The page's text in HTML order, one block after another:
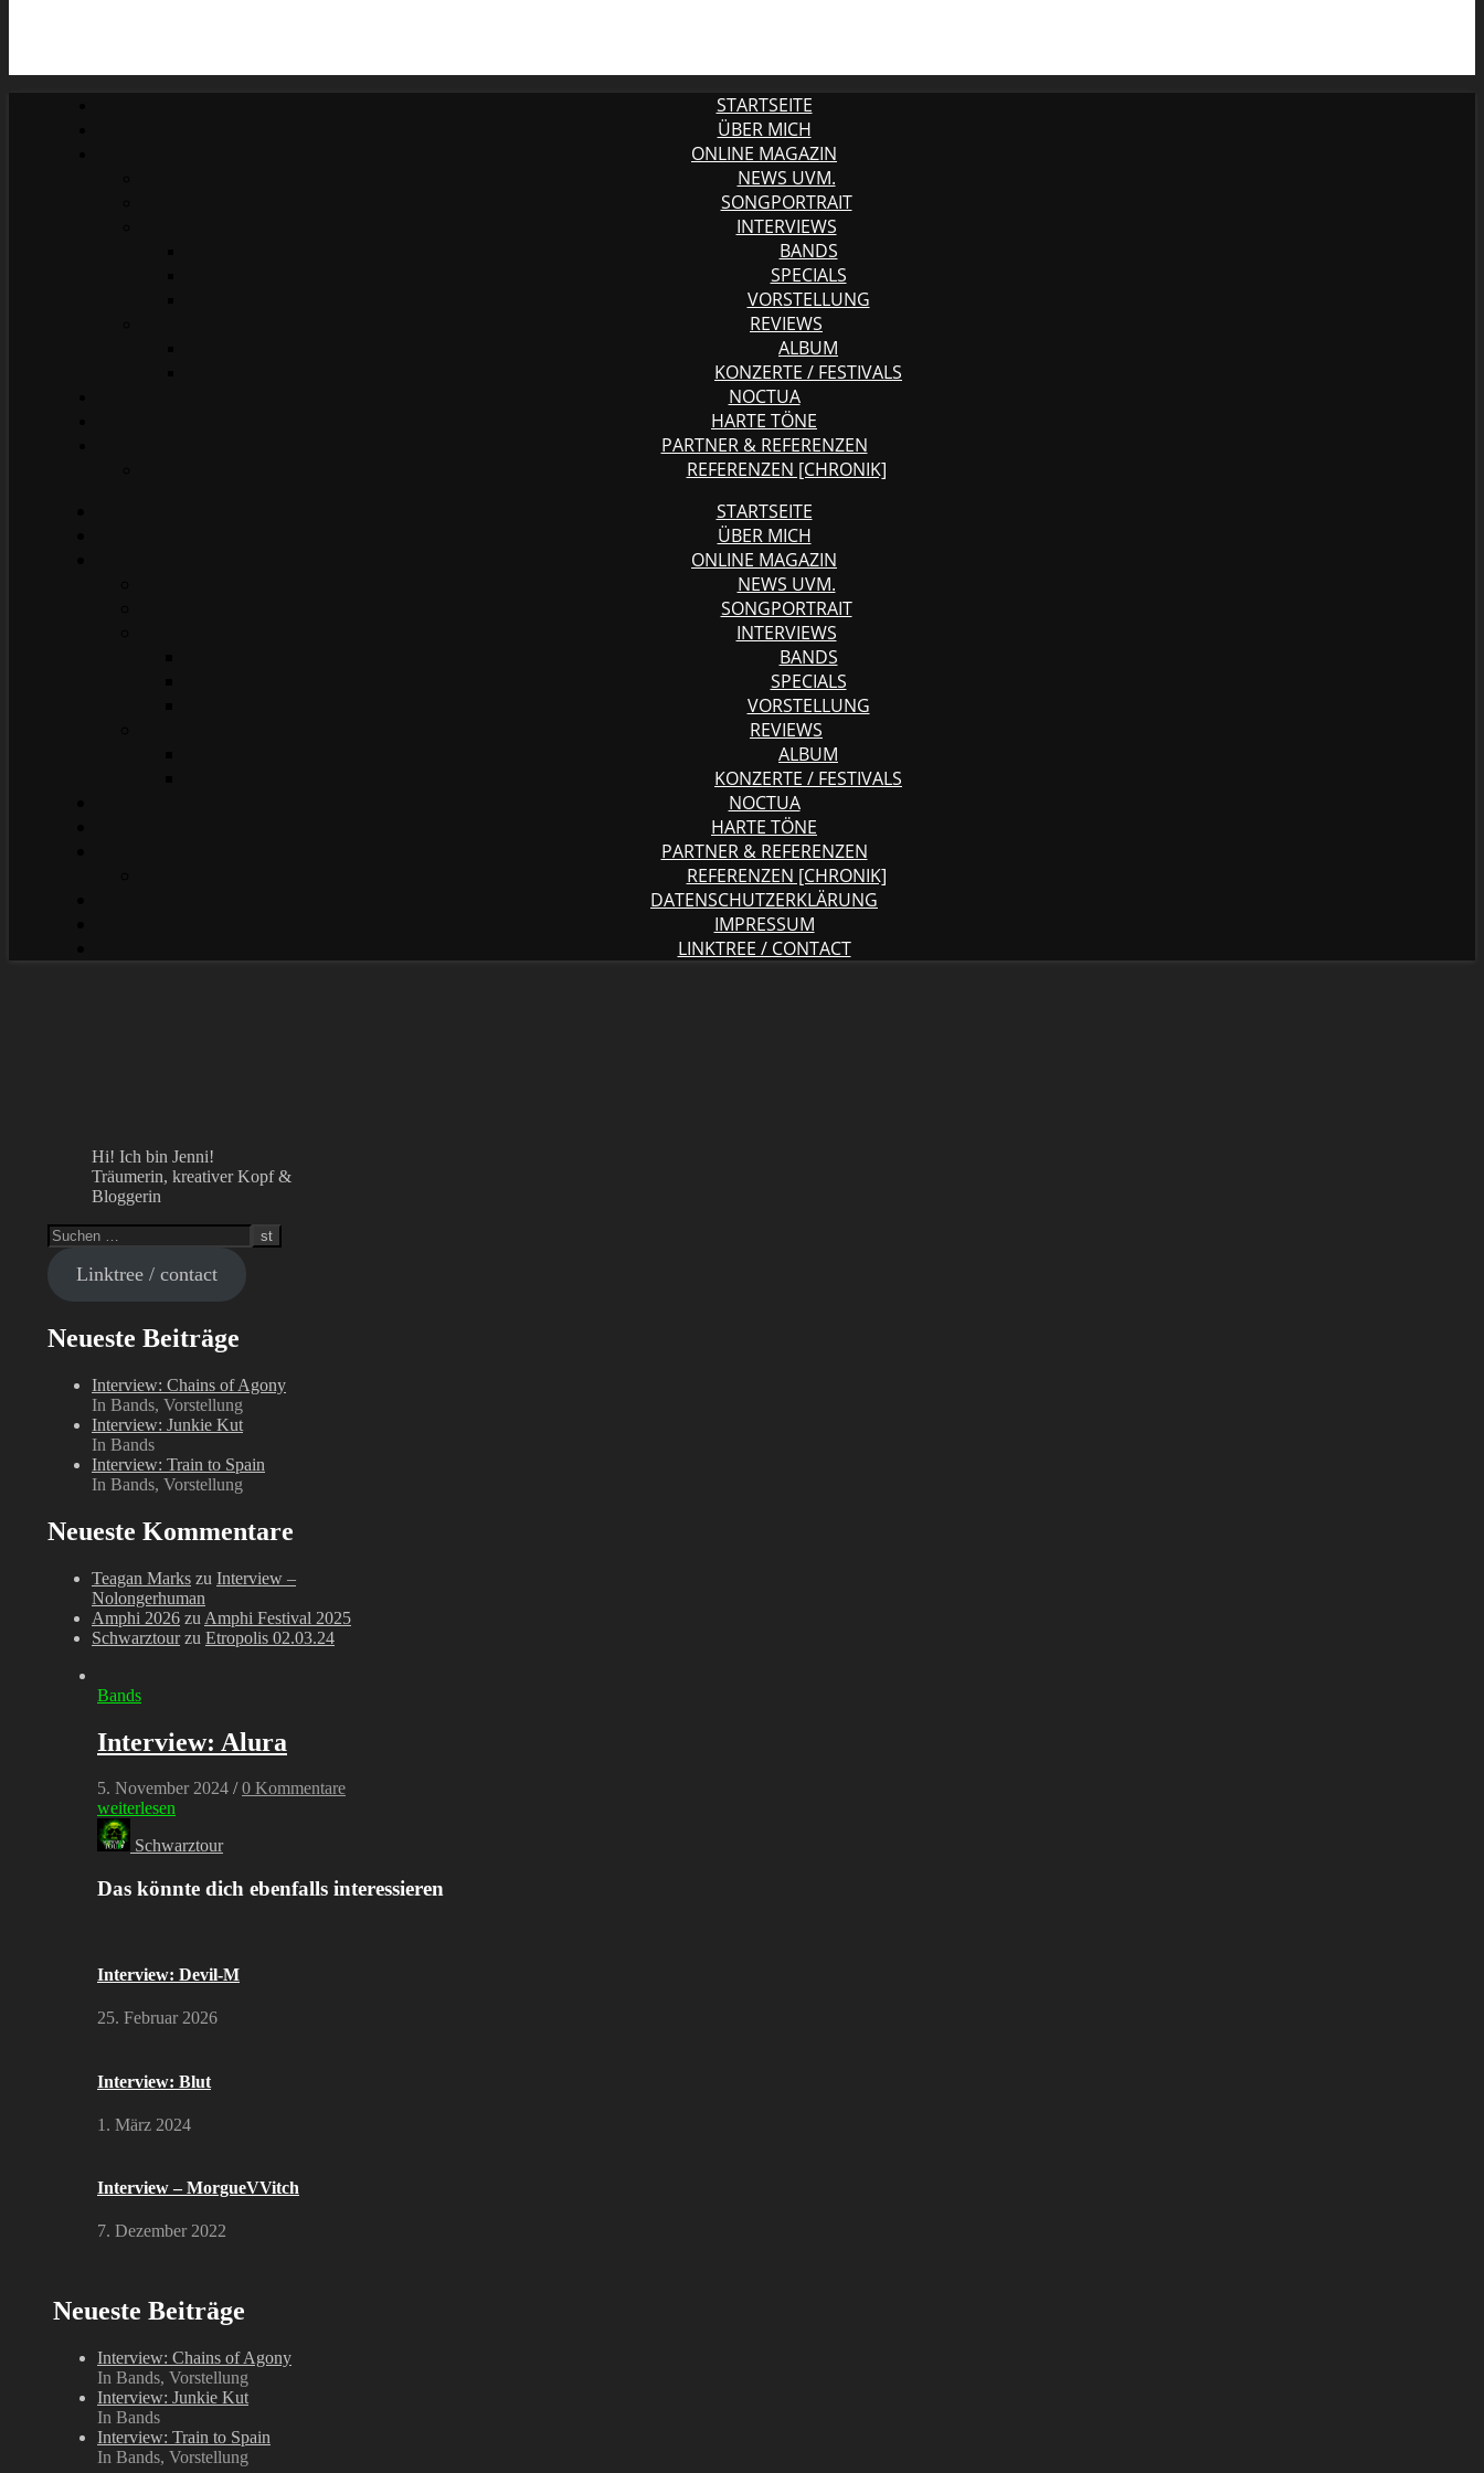
STARTSEITE
ÜBER MICH
ONLINE MAGAZIN
NEWS UVM.
SONGPORTRAIT
INTERVIEWS
BANDS
SPECIALS
VORSTELLUNG
REVIEWS
ALBUM
KONZERTE / FESTIVALS
NOCTUA
HARTE TÖNE
PARTNER & REFERENZEN
REFERENZEN [CHRONIK]
STARTSEITE
ÜBER MICH
ONLINE MAGAZIN
NEWS UVM.
SONGPORTRAIT
INTERVIEWS
BANDS
SPECIALS
VORSTELLUNG
REVIEWS
ALBUM
KONZERTE / FESTIVALS
NOCTUA
HARTE TÖNE
PARTNER & REFERENZEN
REFERENZEN [CHRONIK]
DATENSCHUTZERKLÄRUNG
IMPRESSUM
LINKTREE / CONTACT
Hi! Ich bin Jenni!
Träumerin, kreativer Kopf &
Bloggerin
Linktree / contact
Neueste Beiträge
Interview: Chains of Agony
In Bands, Vorstellung
Interview: Junkie Kut
In Bands
Interview: Train to Spain
In Bands, Vorstellung
Neueste Kommentare
Teagan Marks zu Interview –
Nolongerhuman
Amphi 2026 zu Amphi Festival 2025
Schwarztourzu Etropolis 02.03.24
Bands
Interview: Alura
5. November 2024 / 0 Kommentare
weiterlesen
Schwarztour
Das könnte dich ebenfalls interessieren
Interview: Devil-M
25. Februar 2026
Interview: Blut
1. März 2024
Interview – MorgueVVitch
7. Dezember 2022
Neueste Beiträge
Interview: Chains of Agony
In Bands, Vorstellung
Interview: Junkie Kut
In Bands
Interview: Train to Spain
In Bands, Vorstellung